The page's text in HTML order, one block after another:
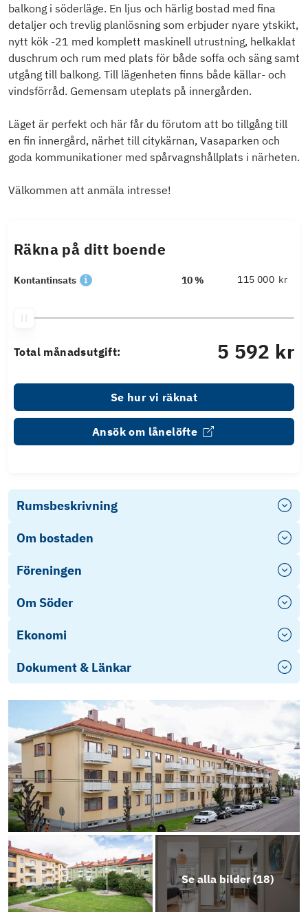
balkong i söderläge. En ljus och härlig bostad med fina
detaljer och trevlig planlösning som erbjuder nyare ytskikt,
nytt kök -21 med komplett maskinell utrustning, helkaklat
duschrum och rum med plats för både soffa och säng samt
utgång till balkong. Till lägenheten finns både källar- och
vindsförråd. Gemensam uteplats på innergården.
Läget är perfekt och här får du förutom att bo tillgång till
en fin innergård, närhet till citykärnan, Vasaparken och
goda kommunikationer med spårvagnshållplats i närheten.
Välkommen att anmäla intresse!
Räkna på ditt boende
Kontantinsats 10 % kr
Total månadsutgift: 5 592 kr
Se hur vi räknat
Ansök om lånelöfte
Rumsbeskrivning
Om bostaden
Föreningen
Om Söder
Ekonomi
Dokument & Länkar
Energideklaration
Stadgar
Därför måste mäklaren ställa frågor
Årsredovisning 2024
Erbjudande LF Bank
Objektsbeskrivning
Se alla bilder (18)